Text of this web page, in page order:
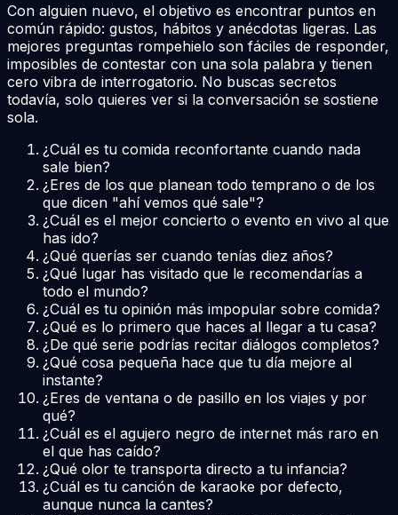
Con alguien nuevo, el objetivo es encontrar puntos en
común rápido: gustos, hábitos y anécdotas ligeras. Las
mejores preguntas rompehielo son fáciles de responder,
imposibles de contestar con una sola palabra y tienen
cero vibra de interrogatorio. No buscas secretos
todavía, solo quieres ver si la conversación se sostiene
sola.
¿Cuál es tu comida reconfortante cuando nada
sale bien?
¿Eres de los que planean todo temprano o de los
que dicen "ahí vemos qué sale"?
¿Cuál es el mejor concierto o evento en vivo al que
has ido?
¿Qué querías ser cuando tenías diez años?
¿Qué lugar has visitado que le recomendarías a
todo el mundo?
¿Cuál es tu opinión más impopular sobre comida?
¿Qué es lo primero que haces al llegar a tu casa?
¿De qué serie podrías recitar diálogos completos?
¿Qué cosa pequeña hace que tu día mejore al
instante?
¿Eres de ventana o de pasillo en los viajes y por
qué?
¿Cuál es el agujero negro de internet más raro en
el que has caído?
¿Qué olor te transporta directo a tu infancia?
¿Cuál es tu canción de karaoke por defecto,
aunque nunca la cantes?